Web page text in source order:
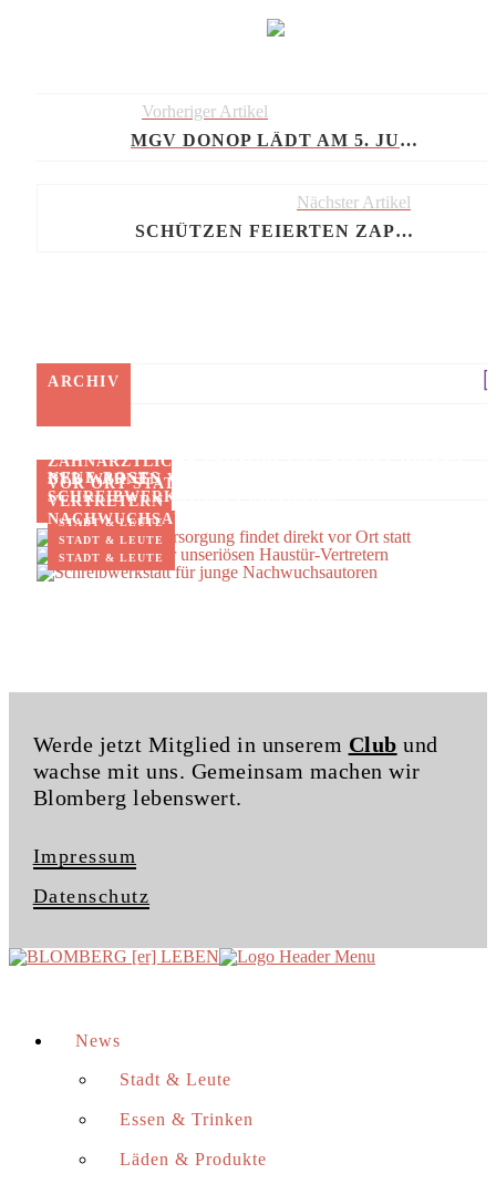
Vorheriger Artikel
MGV DONOP LÄDT AM 5. JULI ZUM EICHENFEST EIN
Nächster Artikel
SCHÜTZEN FEIERTEN ZAPFENSTREICH AUF DEM MARKTPLATZ
ARCHIV
NEUE POSTS
ZAHNÄRZTLICHE VERSORGUNG FINDET DIREKT
VOR ORT STATT
STADT & LEUTE
BVB WARNEN VOR UNSERIÖSEN HAUSTÜR-
VERTRETERN
STADT & LEUTE
SCHREIBWERKSTATT FÜR JUNGE
NACHWUCHSAUTOREN
STADT & LEUTE
Werde jetzt Mitglied in unserem Club und
wachse mit uns. Gemeinsam machen wir
Blomberg lebenswert.
Impressum
Datenschutz
News
Stadt & Leute
Essen & Trinken
Läden & Produkte